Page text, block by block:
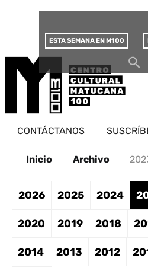
ESTA SEMANA EN M100
CONTÁCTANOS
Inicio Archivo
2026 2025 2024
2020 2019 2018
2014 2013 2012